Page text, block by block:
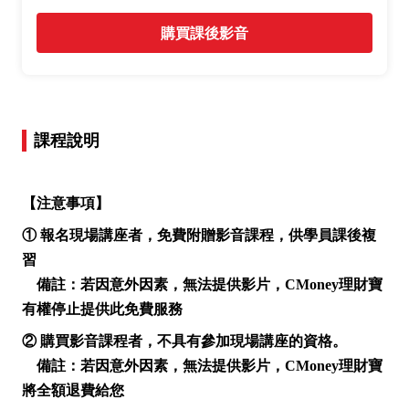
購買課後影音
課程說明
【注意事項】
① 報名現場講座者，免費附贈影音課程，供學員課後複
習
備註：若因意外因素，無法提供影片，CMoney理財寶
有權停止提供此免費服務
② 購買影音課程者，不具有參加現場講座的資格。
備註：若因意外因素，無法提供影片，CMoney理財寶
將全額退費給您